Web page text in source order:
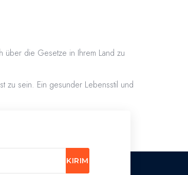
über die Gesetze in Ihrem Land zu
zu sein. Ein gesunder Lebensstil und
KIRIM